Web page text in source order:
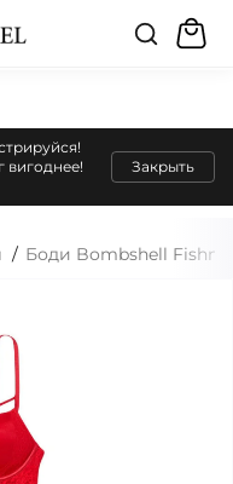
вигоднее!
Закрыть
Боди Bombshell